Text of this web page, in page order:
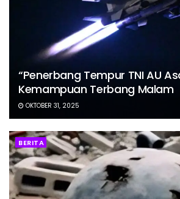
“Penerbang Tempur TNI AU
Kemampuan Terbang Malam
OKTOBER 31, 2025
BERITA